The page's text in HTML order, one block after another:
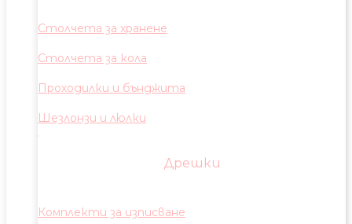
Столчета за хранене
Столчета за кола
Проходилки и бънджита
Шезлонзи и люлки
Дрешки
Комплекти за изписване